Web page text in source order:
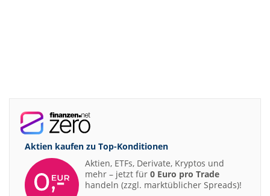
Aktien kaufen zu Top-Konditionen
Aktien, ETFs, Derivate, Kryptos und
mehr – jetzt für 0 Euro pro Trade
handeln (zzgl. marktüblicher Spreads)!